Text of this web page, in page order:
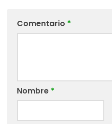
Comentario *
Nombre *